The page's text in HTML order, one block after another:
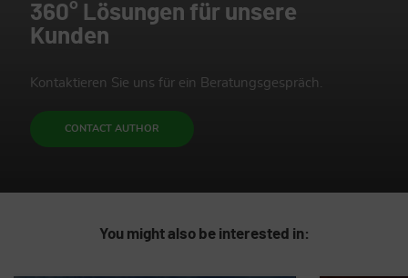
360° Lösungen für unsere
Kunden
Kontaktieren Sie uns für ein Beratungsgespräch.
CONTACT AUTHOR
You might also be interested in: